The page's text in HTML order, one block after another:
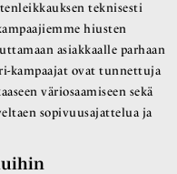
teknisesti
hiusten
asiakkaalle parhaan
kampaajat ovat tunnettuja
väriosaamiseen sekä
sopivuusajattelua ja